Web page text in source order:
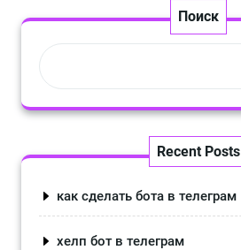
Поиск
Recent Posts
как сделать бота в телеграм
хелп бот в телеграм